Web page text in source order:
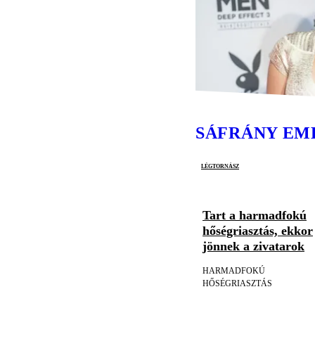
SÁFRÁNY
légtornász
Tart a harmadfokú
hőségriasztás, ekkor
jönnek a zivatarok
HARMADFOKÚ
HŐSÉGRIASZTÁS